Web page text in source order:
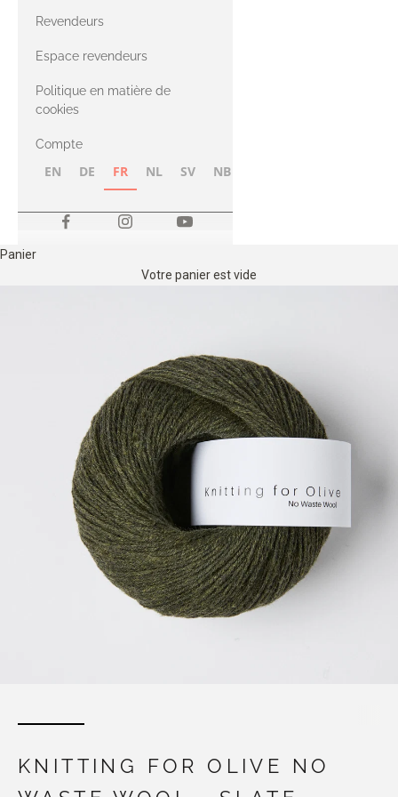
Compatible
avec le fil Merino
avec le fil Heavy
Revendeurs
Espace revendeurs
Politique en matière de
cookies
Compte
EN DE FR NL SV NB
Panier
Votre panier est vide
KNITTING FOR OLIVE NO